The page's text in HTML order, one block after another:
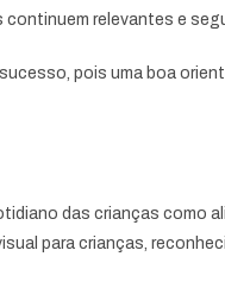
relevantes e
pois uma boa
das crianças como
para crianças,